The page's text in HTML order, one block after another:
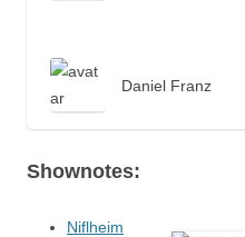
Daniel Franz
Shownotes:
Niflheim